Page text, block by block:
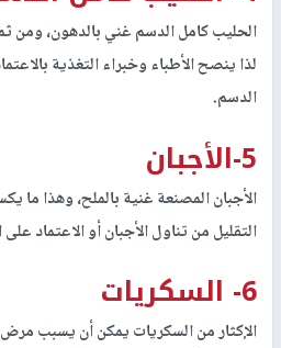
الحليب كامل الدسم غني بالدهون، ومن
لذا ينصح الأطباء وخبراء التغذية
الدسم.
5-الأجبان
الأجبان المصنعة غنية بالملح، وهذا ما
التقليل من تناول الأجبان أو الاعتماد
6- السكريات
الإكثار من السكريات يمكن أن يسبب مرض